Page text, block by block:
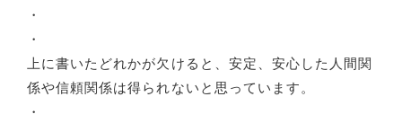
・
・
上に書いたどれかが欠けると、安定、安心した人間関
係や信頼関係は得られないと思っています。
・